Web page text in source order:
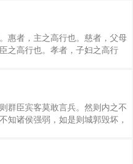
也，命之曰三施，三七二十一尺
宫。其泉黄而糗，流徙。 斥埴
必饰；朝益暮习，小心翼翼。一
。 少者之事，夜寐早作，既拚
衣共盥，先生乃作。沃盥彻盥，
。出入恭敬，如见宾客。危坐乡
业之纪，必由长始；一周则
者，必由此始。后至就席，狭坐
子骏作。对客无让，应且遂行�
惠者，主之高行也。慈者，父母
之高行也。孝者，子妇之高行
顺，臣下忠而不解则爵禄至，子
。故节高而不解，则所欲得矣；
：“山高而不崩则祈羊至矣。”
，能深而不涸，则沈玉至。主
，能宽裕纯厚而不苛忮，则民人
者，主之所用也，能尽力事上，
亲之所以安也，能孝弟顺亲，
群臣宾客莫敢言兵。然则内之不
知诸侯强弱，如是则城郭毁坏，
竟之士修，百姓无圉敌之心。故
则险阻不守。” 人君唯毋听兼